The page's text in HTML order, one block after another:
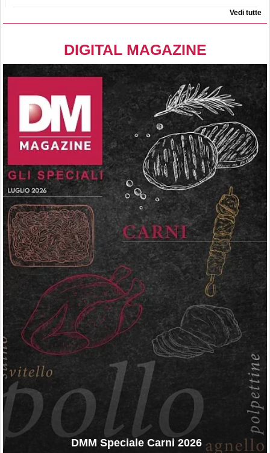
Vedi tutte
DIGITAL MAGAZINE
DMM Speciale Carni 2026